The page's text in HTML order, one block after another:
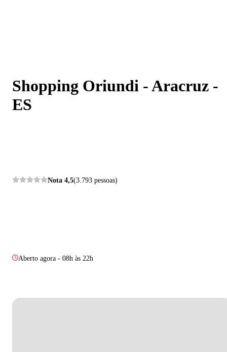
Shopping Oriundi - Aracruz -
ES
Nota 4,5(3.793 pessoas)
Aberto agora - 08h às 22h